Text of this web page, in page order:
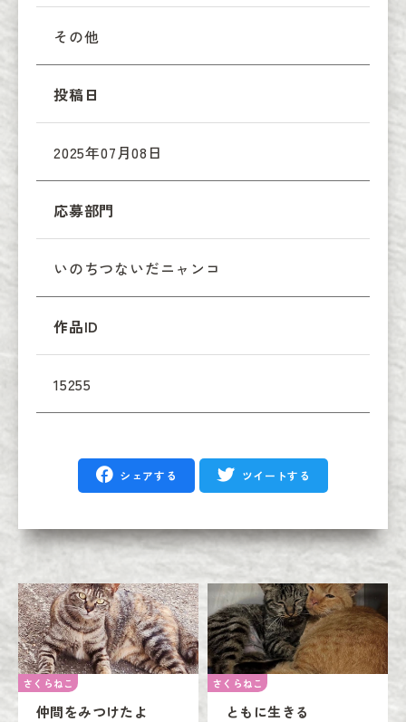
その他
投稿日
2025年07月08日
応募部門
いのちつないだニャンコ
作品ID
15255
シェアする ツイートする
さくらねこ
仲間をみつけたよ
さくらねこ
ともに生きる